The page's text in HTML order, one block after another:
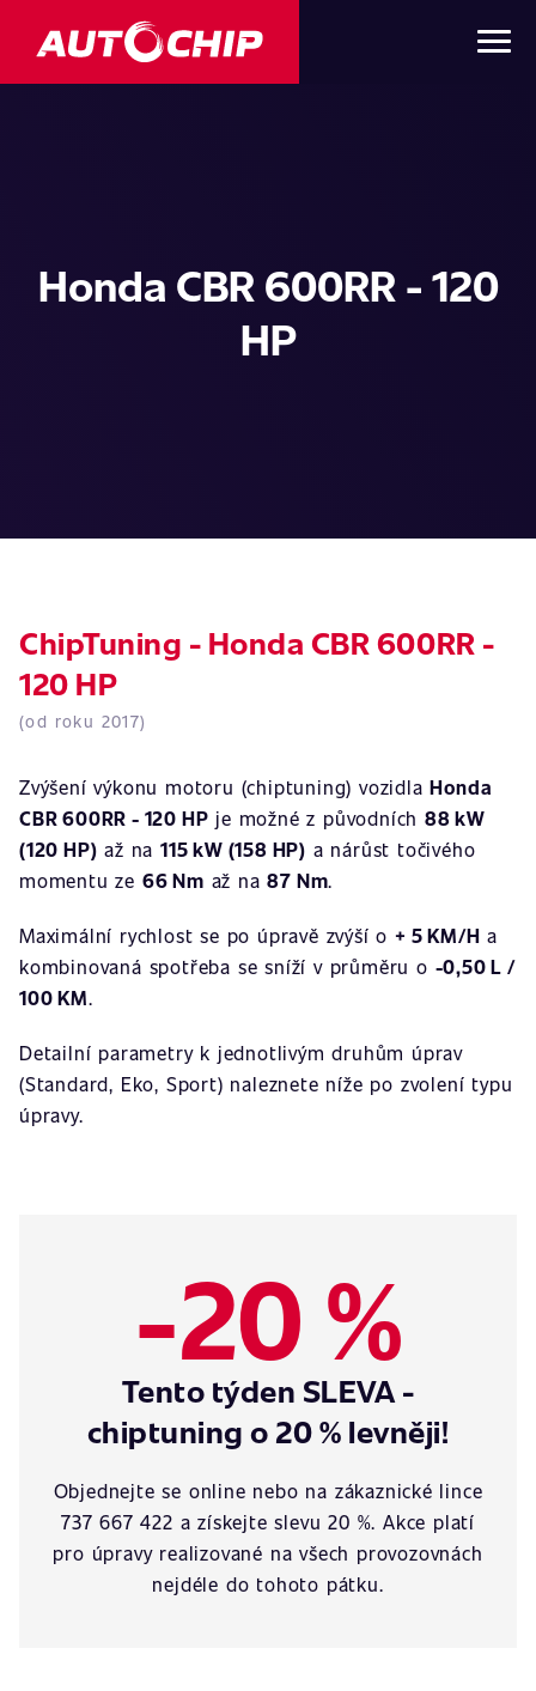
Honda CBR 600RR - 120
HP
ChipTuning - Honda CBR 600RR -
120 HP
(od roku 2017)
Zvýšení výkonu motoru (chiptuning) vozidlaHonda
CBR 600RR - 120 HP je možné z původních88 kW
(120 HP) až na115 kW (158 HP) a nárůst točivého
momentu ze 66 Nm až na87 Nm.
Maximální rychlost se po úpravě zvýší o + 5 KM/H a
kombinovaná spotřeba se sníží v průměru o -0,50 L /
100 KM.
Detailní parametry k jednotlivým druhům úprav
(Standard, Eko, Sport) naleznete níže po zvolení typu
úpravy.
-20 %
Tento týden SLEVA -
chiptuning o 20 % levněji!
Objednejte se online nebo na zákaznické lince
737 667 422 a získejte slevu 20 %. Akce platí
pro úpravy realizované na všech provozovnách
nejdéle do tohoto pátku.